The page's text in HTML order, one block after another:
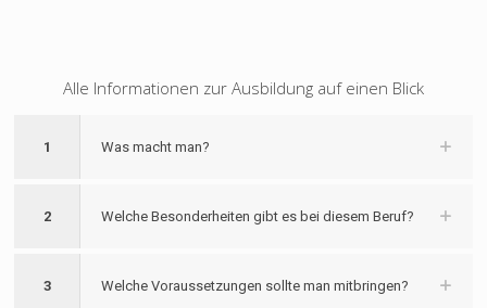
Alle Informationen zur Ausbildung auf einen Blick
1 Was macht man?
2 Welche Besonderheiten gibt es bei diesem Beruf?
3 Welche Voraussetzungen sollte man mitbringen?